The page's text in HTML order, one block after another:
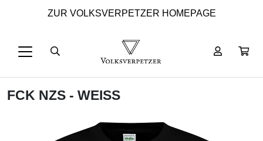
ZUR VOLKSVERPETZER HOMEPAGE
FCK NZS - WEISS